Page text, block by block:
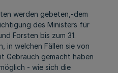
werden gebeten,-dem
des Ministers für
Forsten bis zum 31.
in welchen Fällen sie von
Gebrauch gemacht haben
- wie sich die